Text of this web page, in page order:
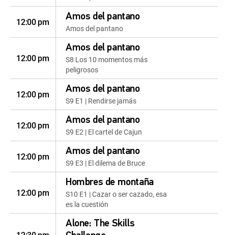
12:00 pm Amos del pantano
Amos del pantano
12:00 pm
Amos del pantano
S8 Los 10 momentos más
peligrosos
12:00 pm Amos del pantano
S9 E1 | Rendirse jamás
12:00 pm Amos del pantano
S9 E2 | El cartel de Cajun
12:00 pm Amos del pantano
S9 E3 | El dilema de Bruce
12:00 pm
Hombres de montaña
S10 E1 | Cazar o ser cazado, esa
es la cuestión
Alone: The Skills